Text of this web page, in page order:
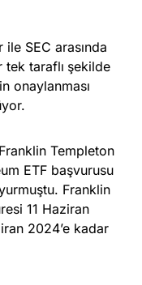
ile SEC arasında
tek taraflı şekilde
onaylanması
Templeton
ETF başvurusu
Franklin
11 Haziran
2024’e kadar